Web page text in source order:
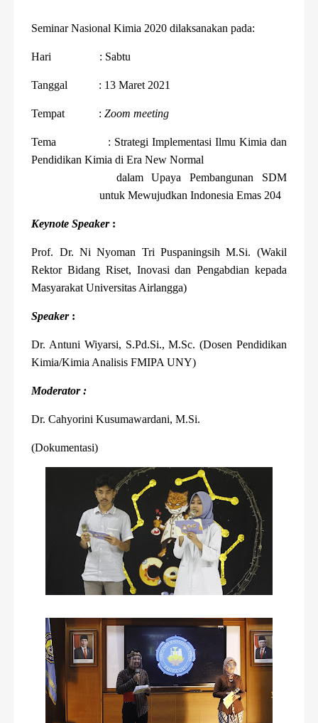
Seminar Nasional Kimia 2020 dilaksanakan pada:
Hari : Sabtu
Tanggal : 13 Maret 2021
Tempat :Zoom meeting
Tema
: Strategi Implementasi Ilmu Kimia dan
Pendidikan Kimia di Era New Normal
dalam Upaya Pembangunan SDM
untuk Mewujudkan Indonesia Emas 204
Keynote Speaker :
Prof. Dr. Ni Nyoman Tri Puspaningsih M.Si. (Wakil
Rektor Bidang Riset, Inovasi dan Pengabdian kepada
Masyarakat Universitas Airlangga)
Speaker :
Dr. Antuni Wiyarsi, S.Pd.Si., M.Sc. (Dosen Pendidikan
Kimia/Kimia Analisis FMIPA UNY)
Moderator :
Dr. Cahyorini Kusumawardani, M.Si.
(Dokumentasi)